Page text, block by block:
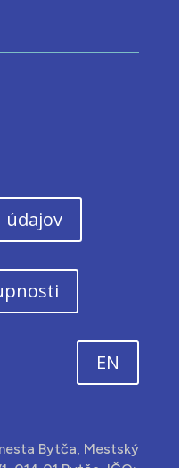
údajov
EN
Bytča, Mestský